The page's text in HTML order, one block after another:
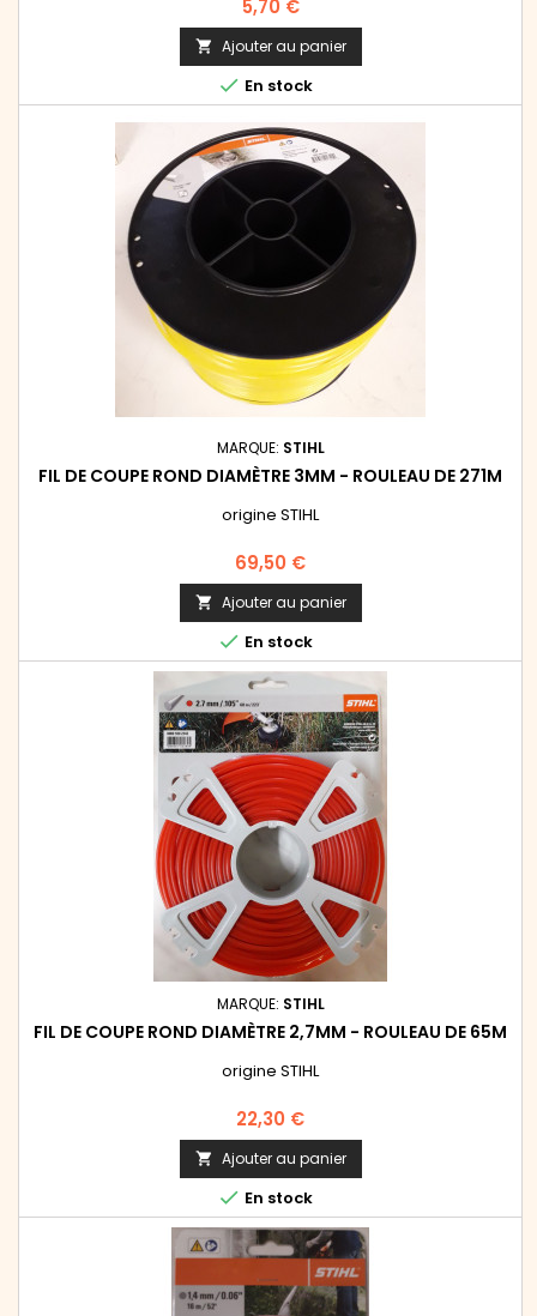
Prix
5,70 €
 Ajouter au panier
 En stock
MARQUE: STIHL
FIL DE COUPE ROND DIAMÈTRE 3MM - ROULEAU DE 271M
origine STIHL
Prix
69,50 €
 Ajouter au panier
 En stock
MARQUE: STIHL
FIL DE COUPE ROND DIAMÈTRE 2,7MM - ROULEAU DE 65M
origine STIHL
Prix
22,30 €
 Ajouter au panier
 En stock